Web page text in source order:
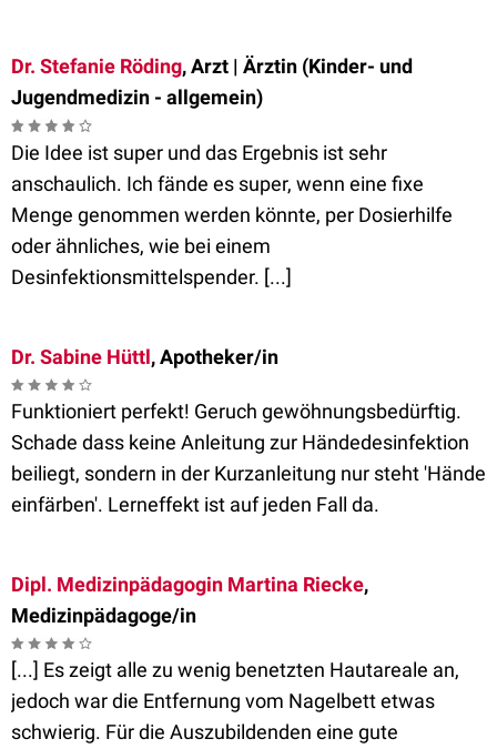
Dr. Stefanie Röding, Arzt | Ärztin (Kinder- und
Jugendmedizin - allgemein)
Die Idee ist super und das Ergebnis ist sehr
anschaulich. Ich fände es super, wenn eine fixe
Menge genommen werden könnte, per Dosierhilfe
oder ähnliches, wie bei einem
Desinfektionsmittelspender. [...]
Dr. Sabine Hüttl, Apotheker/in
Funktioniert perfekt! Geruch gewöhnungsbedürftig.
Schade dass keine Anleitung zur Händedesinfektion
beiliegt, sondern in der Kurzanleitung nur steht 'Hände
einfärben'. Lerneffekt ist auf jeden Fall da.
Dipl. Medizinpädagogin Martina Riecke,
Medizinpädagoge/in
[...] Es zeigt alle zu wenig benetzten Hautareale an,
jedoch war die Entfernung vom Nagelbett etwas
schwierig. Für die Auszubildenden eine gute